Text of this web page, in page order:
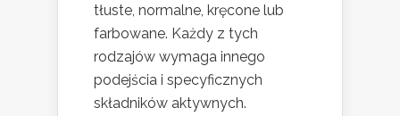
tłuste, normalne, kręcone lub
farbowane. Każdy z tych
rodzajów wymaga innego
podejścia i specyficznych
składników aktywnych.